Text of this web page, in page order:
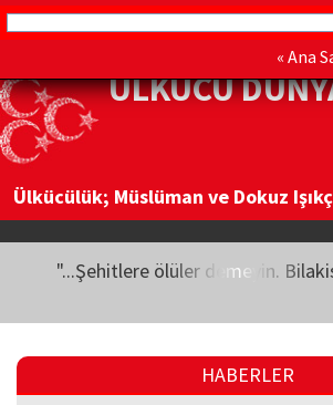
« Ana
ÜLKÜCÜ
Ülkücülük; Müslüman ve Dokuz
"...Şehitlere ölüler demeyin.
HABERLER